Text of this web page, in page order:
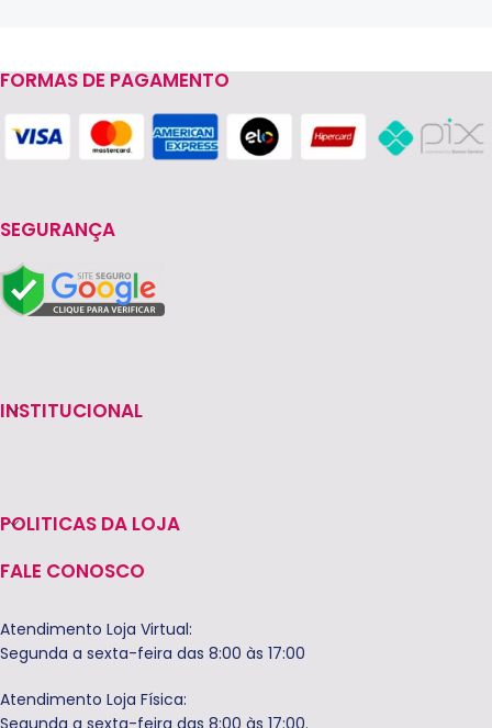
Read more
FORMAS DE PAGAMENTO
SEGURANÇA
INSTITUCIONAL
POLITICAS DA LOJA
FALE CONOSCO
Atendimento Loja Virtual:
Segunda a sexta-feira das 8:00 às 17:00
Atendimento Loja Física:
Segunda a sexta-feira das 8:00 às 17:00.